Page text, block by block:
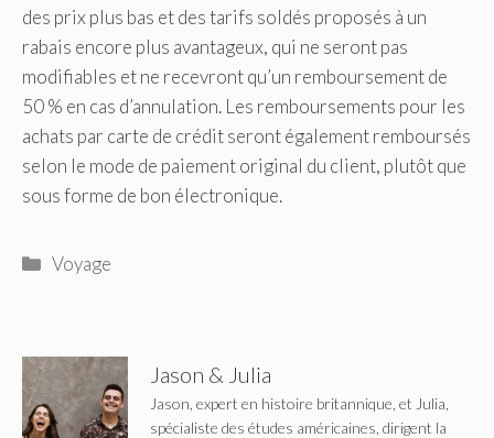
des prix plus bas et des tarifs soldés proposés à un
rabais encore plus avantageux, qui ne seront pas
modifiables et ne recevront qu’un remboursement de
50 % en cas d’annulation. Les remboursements pour les
achats par carte de crédit seront également remboursés
selon le mode de paiement original du client, plutôt que
sous forme de bon électronique.
Catégories
Voyage
Jason & Julia
Jason, expert en histoire britannique, et Julia,
spécialiste des études américaines, dirigent la